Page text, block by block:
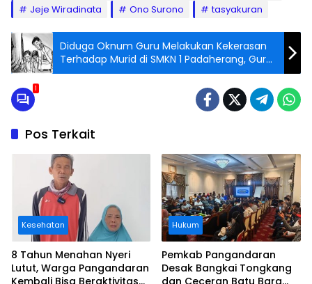
Jeje Wiradinata
Ono Surono tasyakuran
Diduga Oknum Guru Melakukan Kekerasan
Terhadap Murid di SMKN 1 Padaherang, Guru:
Minta Maaf
1
Pos Terkait
Kesehatan
8 Tahun Menahan Nyeri
Lutut, Warga Pangandaran
Kembali Bisa Beraktivitas
Hukum
Pemkab Pangandaran
Desak Bangkai Tongkang
dan Ceceran Batu Bara